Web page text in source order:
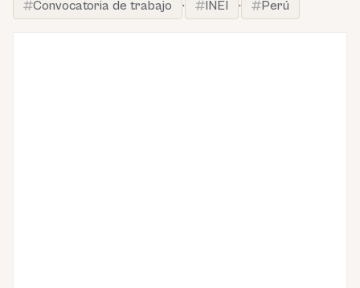
Convocatoria de trabajo · INEI · Perú